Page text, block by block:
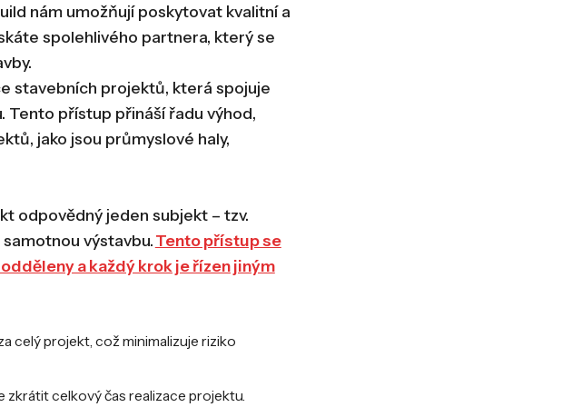
nám umožňují poskytovat kvalitní a
spolehlivého partnera, který se
stavebních projektů, která spojuje
Tento přístup přináší řadu výhod,
jako jsou průmyslové haly,
odpovědný jeden subjekt – tzv.
výstavbu.Tento přístup se
a každý krok je řízen jiným
celý projekt, což minimalizuje riziko
zkrátit celkový čas realizace projektu.